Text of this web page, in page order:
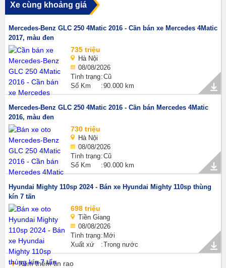
Xe cùng khoảng giá
Mercedes-Benz GLC 250 4Matic 2016 - Cần bán xe Mercedes 4Matic
2017, màu đen
735 triệu
Hà Nội
08/08/2026
Tình trạng Cũ
Số Km
90.000 km
Mercedes-Benz GLC 250 4Matic 2016 - Cần bán Mercedes 4Matic
2016, màu đen
730 triệu
Hà Nội
08/08/2026
Tình trạng Cũ
Số Km
90.000 km
Hyundai Mighty 110sp 2024 - Bán xe Hyundai Mighty 110sp thùng
kín 7 tấn
698 triệu
Tiền Giang
08/08/2026
Tình trạng Mới
Xuất xứ
Trong nước
Xem thêm tin rao